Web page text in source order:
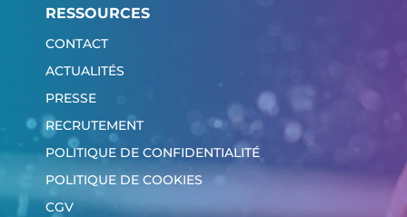
RESSOURCES
CONTACT
ACTUALITÉS
PRESSE
RECRUTEMENT
POLITIQUE DE CONFIDENTIALITÉ
POLITIQUE DE COOKIES
CGV